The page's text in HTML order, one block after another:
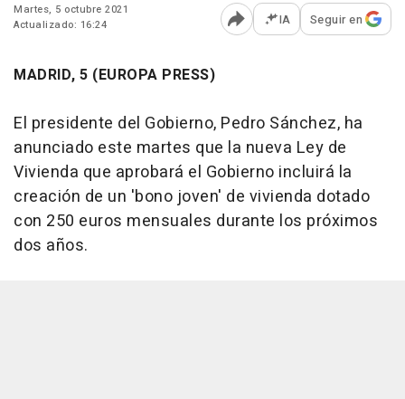
Martes, 5 octubre 2021
Actualizado: 16:24
Abrir opciones para
IA Seguir en
MADRID, 5 (EUROPA PRESS)
El presidente del Gobierno, Pedro Sánchez, ha
anunciado este martes que la nueva Ley de
Vivienda que aprobará el Gobierno incluirá la
creación de un 'bono joven' de vivienda dotado
con 250 euros mensuales durante los próximos
dos años.